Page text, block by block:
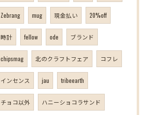
Zebrang mug 現金払い 20%off
時計 fellow ode ブランド
chipsmag 北のクラフトフェア コフレ
インセンス jau tribeearth
チョコ以外 ハニーショコラサンド